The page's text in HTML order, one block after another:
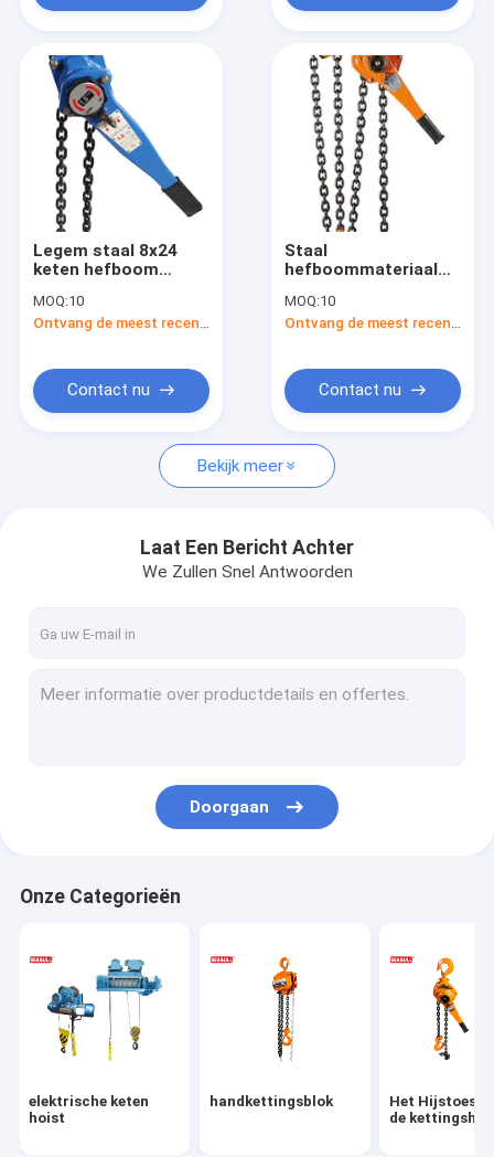
Producten
Ongeveer ons
Fabrieksreis
Kwaliteitscontrole
Nieuws
Verzoek om een Citaat
elektrische keten hoist
Het Hijstoestel van de kettingshefboom
Handkabeltrekker
Hand Opheffende Kruk
Het Karretje van de duwreis
Mechanische Opheffende Hefbomen
de slingers van de polyestersingelband
Legem staal 8x24
keten hefboom
oppervlak 1,5-9m
hefhoogte met staal
MOQ:10
Contact nu
Staal
hefboommateriaal
hefmachine met
hefhoogte 1,5-9 m
MOQ:10
Contact nu
Bekijk meer
Laat Een Bericht Achter
We Zullen Snel Antwoorden
Doorgaan
Onze Categorieën
elektrische keten
hoist
handkettingsblok
Het
de